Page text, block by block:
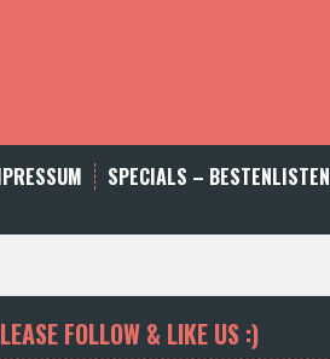
SPECIALS – BESTENLISTEN
FOLLOW & LIKE US :)